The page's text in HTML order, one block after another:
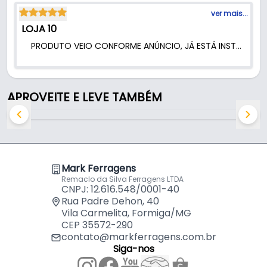
ver mais...
LOJA 10
PRODUTO VEIO CONFORME ANÚNCIO, JÁ ESTÁ INSTALADO E FUNCIONANDO PERFEITAMENTE. OBRIGADO A MARKFERRAGENS...
APROVEITE E LEVE TAMBÉM
Mark Ferragens
Remaclo da Silva Ferragens LTDA
CNPJ: 12.616.548/0001-40
Rua Padre Dehon, 40
Vila Carmelita, Formiga/MG
CEP 35572-290
contato@markferragens.com.br
Siga-nos